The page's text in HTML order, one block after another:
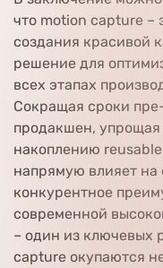
что motion capture –
создания красивой
решение для
всех этапах
Сокращая сроки
продакшен, упрощая
накоплению
напрямую влияет на
конкурентное
современной
– один из ключевых
capture окупаются